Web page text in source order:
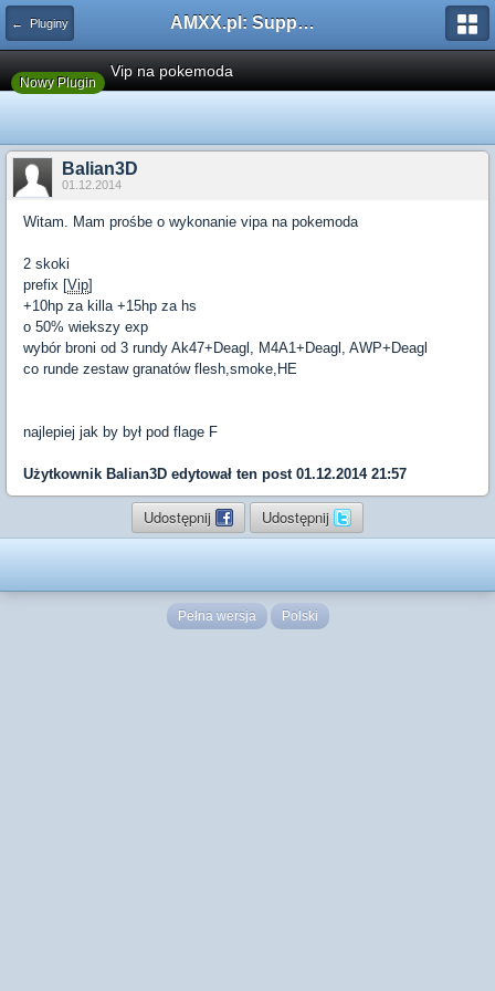
← Pluginy AMXX.pl: Support AMX Mod X i SourceMod
Nowy Plugin
Vip na pokemoda
Balian3D
01.12.2014
Witam. Mam prośbe o wykonanie vipa na pokemoda
2 skoki
prefix [Vip]
+10hp za killa +15hp za hs
o 50% wiekszy exp
wybór broni od 3 rundy Ak47+Deagl, M4A1+Deagl, AWP+Deagl
co runde zestaw granatów flesh,smoke,HE
najlepiej jak by był pod flage F
Użytkownik Balian3D edytował ten post 01.12.2014 21:57
Udostępnij Udostępnij
Pełna wersja Polski